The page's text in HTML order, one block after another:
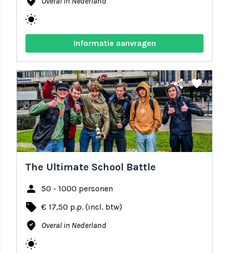
wb_sunny
Informatie aanvragen
share favorite
The Ultimate School Battle
person 50 - 1000 personen
local_offer € 17,50 p.p. (incl. btw)
where_to_vote Overal in Nederland
wb_sunny